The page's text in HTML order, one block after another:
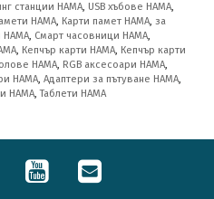
станции HAMA, USB хъбове HAMA,
HAMA, Карти памет HAMA, за
, Смарт часовници HAMA,
, Кепчър карти HAMA, Кепчър карти
HAMA, RGB аксесоари HAMA,
HAMA, Адаптери за пътуване HAMA,
HAMA,Таблети HAMA